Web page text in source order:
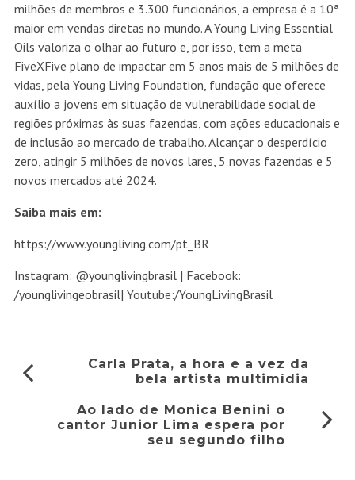
milhões de membros e 3.300 funcionários, a empresa é a 10ª
maior em vendas diretas no mundo. A Young Living Essential
Oils valoriza o olhar ao futuro e, por isso, tem a meta
FiveXFive plano de impactar em 5 anos mais de 5 milhões de
vidas, pela Young Living Foundation, fundação que oferece
auxílio a jovens em situação de vulnerabilidade social de
regiões próximas às suas fazendas, com ações educacionais e
de inclusão ao mercado de trabalho. Alcançar o desperdício
zero, atingir 5 milhões de novos lares, 5 novas fazendas e 5
novos mercados até 2024.
Saiba mais em:
https://www.youngliving.com/pt_BR
Instagram: @younglivingbrasil| Facebook:
/younglivingeobrasil| Youtube:/YoungLivingBrasil
Carla Prata, a hora e a vez da
bela artista multimídia
Ao lado de Monica Benini o
cantor Junior Lima espera por
seu segundo filho